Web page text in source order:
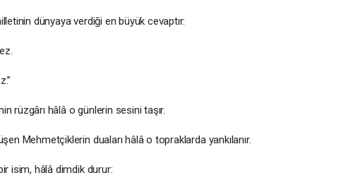
dünyaya verdiği en büyük cevaptır:
hâlâ o günlerin sesini taşır.
duaları hâlâ o topraklarda yankılanır.
hâlâ dimdik durur: